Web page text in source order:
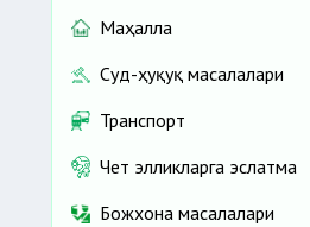
Маҳалла
Суд-ҳуқуқ масалалари
Транспорт
Чет элликларга эслатма
Божхона масалалари